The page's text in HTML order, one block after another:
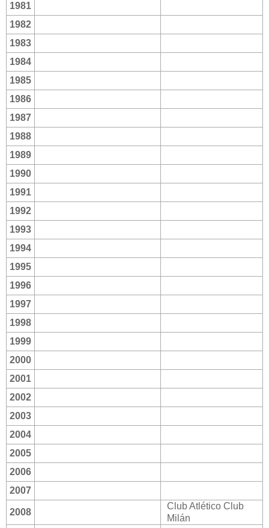
1981
1982
1983
1984
1985
1986
1987
1988
1989
1990
1991
1992
1993
1994
1995
1996
1997
1998
1999
2000
2001
2002
2003
2004
2005
2006
2007
2008
Club Atlético Club
Milán